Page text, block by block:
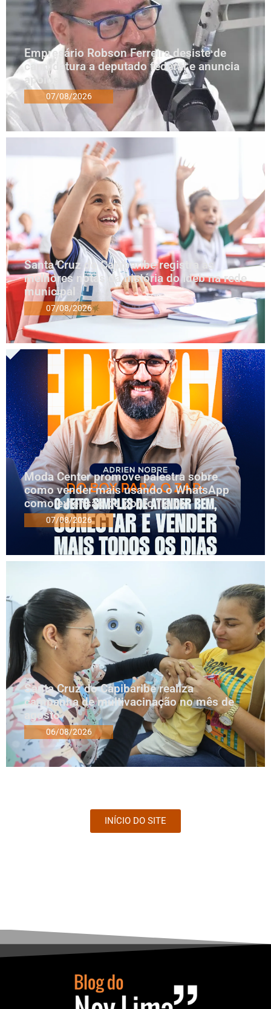
Empresário Robson Ferreira desiste de
candidatura a deputado federal e anuncia
apoios
07/08/2026
Santa Cruz do Capibaribe registra as
melhores notas da história do Ideb na rede
municipal
07/08/2026
Moda Center promove palestra sobre
como vender mais usando o WhatsApp
como extensão do ponto físico
07/08/2026
Santa Cruz do Capibaribe realiza
campanha de multivacinação no mês de
agosto
06/08/2026
INÍCIO DO SITE